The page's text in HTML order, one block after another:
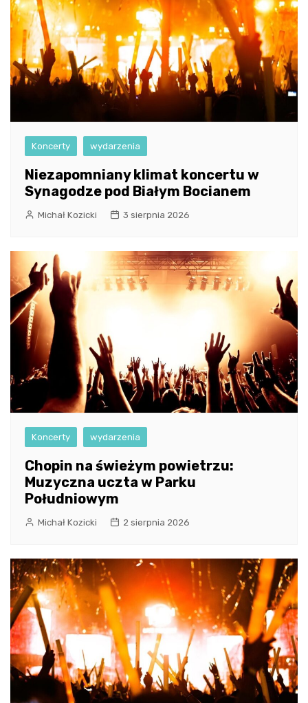
Koncerty wydarzenia
Niezapomniany klimat koncertu w
Synagodze pod Białym Bocianem
Michał Kozicki 3 sierpnia 2026
Koncerty wydarzenia
Chopin na świeżym powietrzu:
Muzyczna uczta w Parku
Południowym
Michał Kozicki 2 sierpnia 2026